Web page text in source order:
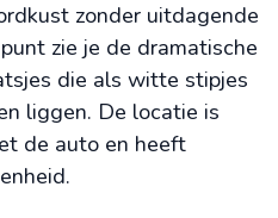
zonder uitdagende
zie je de dramatische
die als witte stipjes
liggen. De locatie is
de auto en heeft